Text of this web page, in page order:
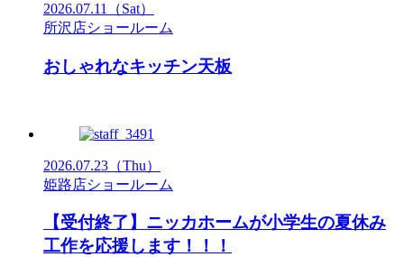
2026.07.11
（Sat）
所沢店ショールーム
おしゃれなキッチン天板
2026.07.23 （Thu）
姫路店ショールーム
【受付終了】ニッカホームが小学生の夏休み
工作を応援します！！！